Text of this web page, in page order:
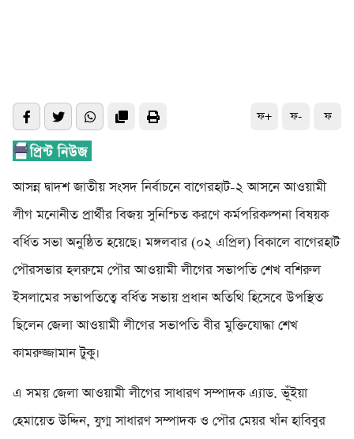
ফ+ ফ- ফ
আসন্ন দ্বাদশ জাতীয় সংসদ নির্বাচনে বাগেরহাট-২ আসনে আওয়ামী
লীগ মনোনীত প্রার্থীর বিজয় সুনিশ্চিত করণে কর্মপরিকল্পনা বিষয়ক
বর্ধিত সভা অনুষ্ঠিত হয়েছে। মঙ্গলবার (০২ এপ্রিল) বিকালে বাগেরহাট
পৌরসভার হলরুমে পৌর আওয়ামী লীগের সভাপতি শেখ বশিরুল
ইসলামের সভাপতিত্বে বর্ধিত সভায় প্রধান অতিথি হিসেবে উপস্থিত
ছিলেন জেলা আওয়ামী লীগের সভাপতি বীর মুক্তিযোদ্ধা শেখ
কামরুজ্জামান টুকু।
এ সময় জেলা আওয়ামী লীগের সাধারণ সম্পাদক এ্যাড. ভূঁইয়া
হেমায়েত উদ্দিন, যুগ্ম সাধারণ সম্পাদক ও পৌর মেয়র খাঁন হাবিবুর